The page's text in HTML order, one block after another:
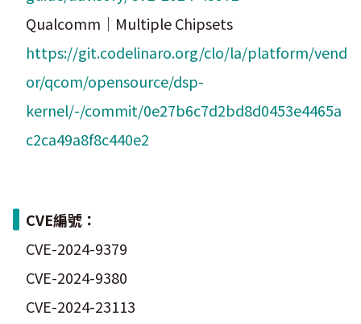
Qualcomm｜Multiple Chipsets
https://git.codelinaro.org/clo/la/platform/vend
or/qcom/opensource/dsp-
kernel/-/commit/0e27b6c7d2bd8d0453e4465a
c2ca49a8f8c440e2
CVE編號：
CVE-2024-9379
CVE-2024-9380
CVE-2024-23113